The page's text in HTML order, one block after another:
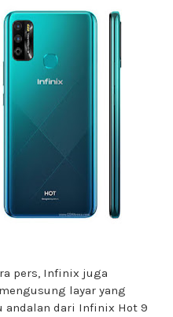
pers, Infinix juga
layar yang
andalan dari Infinix Hot 9